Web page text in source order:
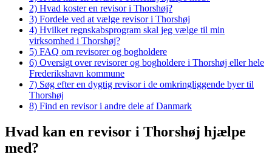
2) Hvad koster en revisor i Thorshøj?
3) Fordele ved at vælge revisor i Thorshøj
4) Hvilket regnskabsprogram skal jeg vælge til min
virksomhed i Thorshøj?
5) FAQ om revisorer og bogholdere
6) Oversigt over revisorer og bogholdere i Thorshøj eller hele
Frederikshavn kommune
7) Søg efter en dygtig revisor i de omkringliggende byer til
Thorshøj
8) Find en revisor i andre dele af Danmark
Hvad kan en revisor i Thorshøj hjælpe
med?